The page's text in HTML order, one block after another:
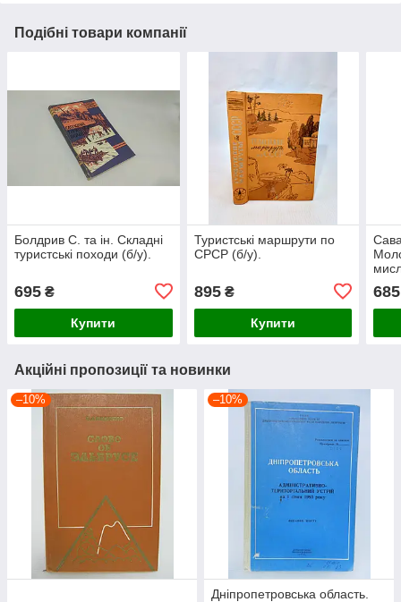
Подібні товари компанії
Болдрив С. та ін. Складні
туристські походи (б/у).
695 ₴
Купити
Туристські маршрути по
СРСР (б/у).
895₴
Купити
685
Акційні пропозиції та новинки
–10% –10%
Дніпропетровська область.